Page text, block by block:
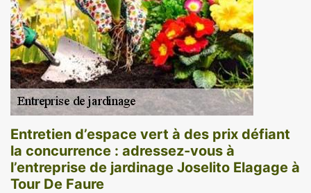
Entretien d’espace vert à des prix défiant
la concurrence : adressez-vous à
l’entreprise de jardinage Joselito Elagage à
Tour De Faure